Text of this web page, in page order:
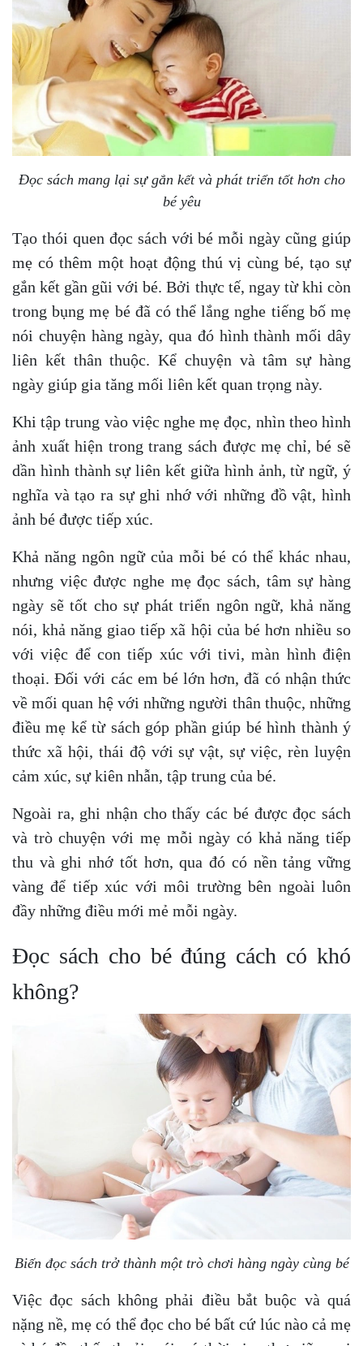
Đọc sách mang lại sự gắn kết và phát triển tốt hơn cho
bé yêu
Tạo thói quen đọc sách với bé mỗi ngày cũng giúp
mẹ có thêm một hoạt động thú vị cùng bé, tạo sự
gắn kết gần gũi với bé. Bởi thực tế, ngay từ khi còn
trong bụng mẹ bé đã có thể lắng nghe tiếng bố mẹ
nói chuyện hàng ngày, qua đó hình thành mối dây
liên kết thân thuộc. Kể chuyện và tâm sự hàng
ngày giúp gia tăng mối liên kết quan trọng này.
Khi tập trung vào việc nghe mẹ đọc, nhìn theo hình
ảnh xuất hiện trong trang sách được mẹ chỉ, bé sẽ
dần hình thành sự liên kết giữa hình ảnh, từ ngữ, ý
nghĩa và tạo ra sự ghi nhớ với những đồ vật, hình
ảnh bé được tiếp xúc.
Khả năng ngôn ngữ của mỗi bé có thể khác nhau,
nhưng việc được nghe mẹ đọc sách, tâm sự hàng
ngày sẽ tốt cho sự phát triển ngôn ngữ, khả năng
nói, khả năng giao tiếp xã hội của bé hơn nhiều so
với việc để con tiếp xúc với tivi, màn hình điện
thoại. Đối với các em bé lớn hơn, đã có nhận thức
về mối quan hệ với những người thân thuộc, những
điều mẹ kể từ sách góp phần giúp bé hình thành ý
thức xã hội, thái độ với sự vật, sự việc, rèn luyện
cảm xúc, sự kiên nhẫn, tập trung của bé.
Ngoài ra, ghi nhận cho thấy các bé được đọc sách
và trò chuyện với mẹ mỗi ngày có khả năng tiếp
thu và ghi nhớ tốt hơn, qua đó có nền tảng vững
vàng để tiếp xúc với môi trường bên ngoài luôn
đầy những điều mới mẻ mỗi ngày.
Đọc sách cho bé đúng cách có khó
không?
Biến đọc sách trở thành một trò chơi hàng ngày cùng bé
Việc đọc sách không phải điều bắt buộc và quá
nặng nề, mẹ có thể đọc cho bé bất cứ lúc nào cả mẹ